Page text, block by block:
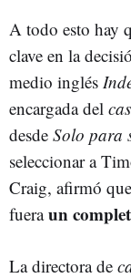
A todo esto hay
clave en la
medio inglés
encargada del
desde Solo para
seleccionar a
Craig, afirmó
fueraun
La directora de